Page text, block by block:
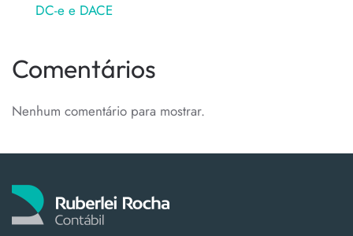
DC-e e DACE
Comentários
Nenhum comentário para mostrar.